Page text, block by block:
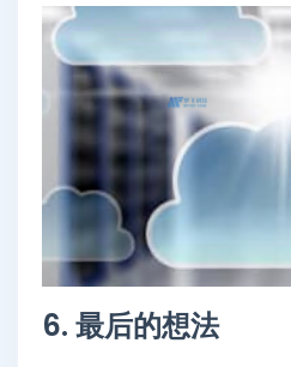
6. 最后的想法